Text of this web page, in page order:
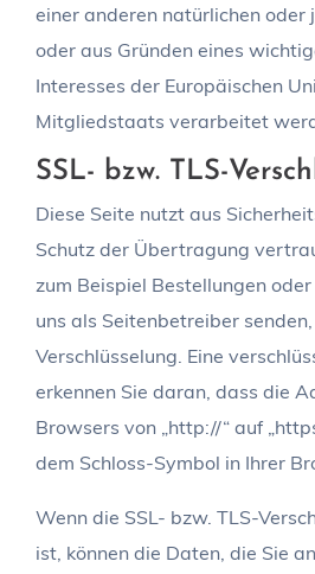
einer anderen natürlichen oder
oder aus Gründen eines
Interesses der Europäischen
Mitgliedstaats verarbeitet
SSL- bzw. TLS-
Diese Seite nutzt aus
Schutz der Übertragung
zum Beispiel Bestellungen
uns als Seitenbetreiber
Verschlüsselung. Eine
erkennen Sie daran, dass die
Browsers von „http://“ auf
dem Schloss-Symbol in Ihrer
Wenn die SSL- bzw. TLS-
ist, können die Daten, die Sie